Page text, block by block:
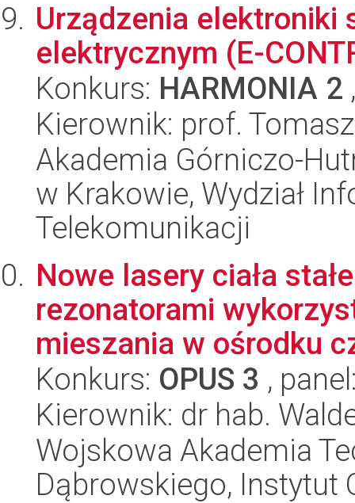
Urządzenia elektroniki
elektrycznym (E-
Konkurs: HARMONIA 2
Kierownik: prof.
Akademia Górniczo-
w Krakowie, Wydział
Telekomunikacji
Nowe lasery ciała
rezonatorami
mieszania w ośrodku
Konkurs: OPUS 3 ,
Kierownik: dr hab.
Wojskowa Akademia
Dąbrowskiego, Instytut